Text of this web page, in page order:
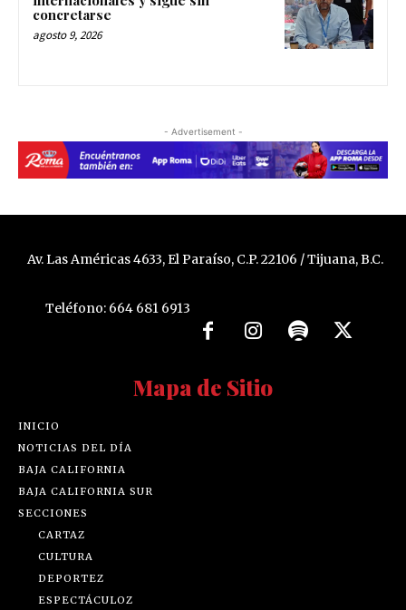
concretarse
agosto 9, 2026
- Advertisement -
Av. Las Américas 4633, El Paraíso, C.P. 22106 / Tijuana, B.C.
Teléfono: 664 681 6913
Mapa de Sitio
INICIO
NOTICIAS DEL DÍA
BAJA CALIFORNIA
BAJA CALIFORNIA SUR
SECCIONES
CARTAZ
CULTURA
DEPORTEZ
ESPECTÁCULOZ